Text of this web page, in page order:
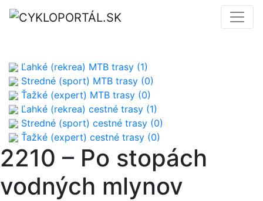
Ľahké (rekrea) MTB trasy (1)
Stredné (sport) MTB trasy (0)
Ťažké (expert) MTB trasy (0)
Ľahké (rekrea) cestné trasy (1)
Stredné (sport) cestné trasy (0)
Ťažké (expert) cestné trasy (0)
2210 – Po stopách
vodných mlynov